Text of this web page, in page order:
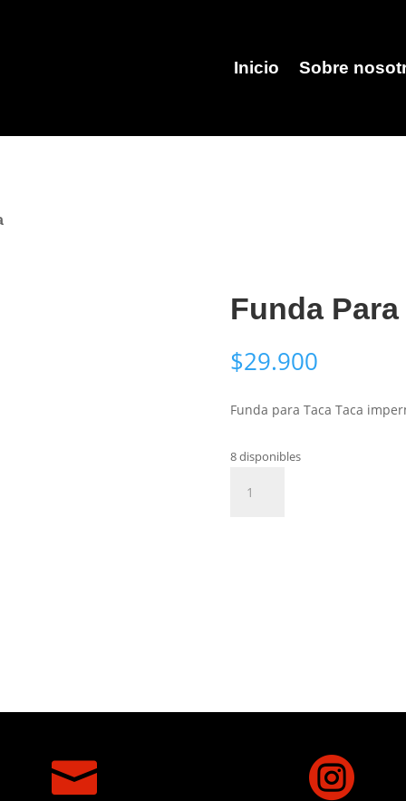
Inicio Sobre
Funda Para
$29.900
Funda para Taca Taca
8 disponibles
Para
 